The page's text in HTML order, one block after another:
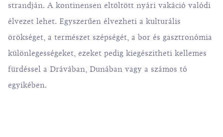
strandján. A kontinensen eltöltött nyári vakáció valódi
élvezet lehet. Egyszerűen élvezheti a kulturális
örökséget, a természet szépségét, a bor és gasztronómia
különlegességeket, ezeket pedig kiegészitheti kellemes
fürdéssel a Drávában, Dunában vagy a számos tó
egyikében.